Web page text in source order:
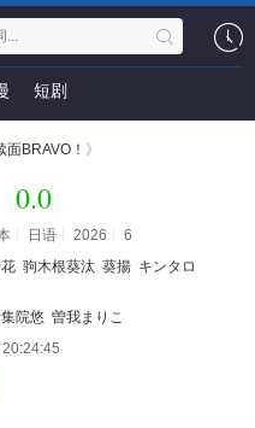
短剧
面BRAVO！ 》
0.0
日语 2026
6
驹木根葵汰 葵揚 キンタロ
院悠 曽我まりこ